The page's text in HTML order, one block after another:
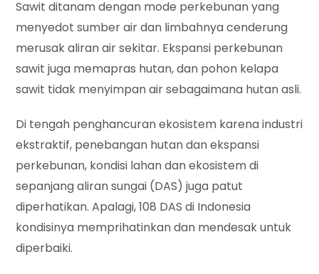
Sawit ditanam dengan mode perkebunan yang
menyedot sumber air dan limbahnya cenderung
merusak aliran air sekitar. Ekspansi perkebunan
sawit juga memapras hutan, dan pohon kelapa
sawit tidak menyimpan air sebagaimana hutan asli.
Di tengah penghancuran ekosistem karena industri
ekstraktif, penebangan hutan dan ekspansi
perkebunan, kondisi lahan dan ekosistem di
sepanjang aliran sungai (DAS) juga patut
diperhatikan. Apalagi, 108 DAS di Indonesia
kondisinya memprihatinkan dan mendesak untuk
diperbaiki.